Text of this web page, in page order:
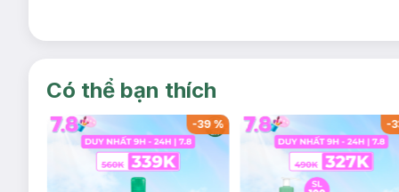
Có thể bạn thích
-39% -